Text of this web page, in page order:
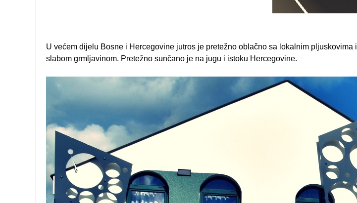
U većem dijelu Bosne i Hercegovine jutros je pretežno oblačno sa lokalnim pljuskovima i
slabom grmljavinom. Pretežno sunčano je na jugu i istoku Hercegovine.